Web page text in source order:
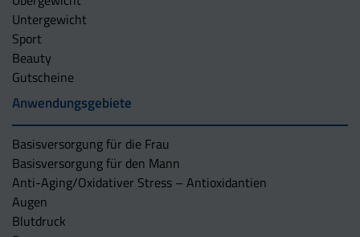
Untergewicht
Sport
Beauty
Gutscheine
Anwendungsgebiete
Basisversorgung für die Frau
Basisversorgung für den Mann
Anti-Aging/Oxidativer Stress – Antioxidantien
Augen
Blutdruck